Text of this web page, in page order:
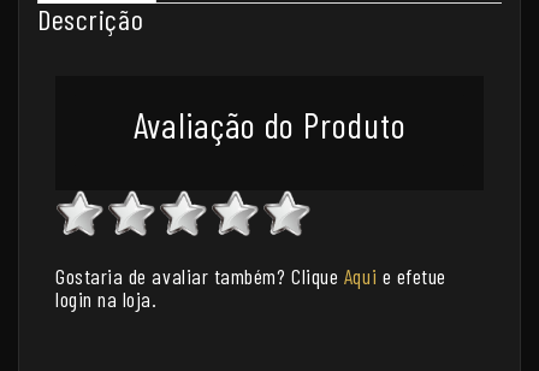
Descrição
Avaliação do Produto
Gostaria de avaliar também? Clique Aqui e efetue
login na loja.